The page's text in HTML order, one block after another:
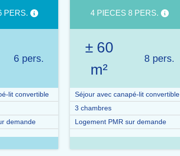
PERS.
6 pers.
lit convertible
demande
4 PIECES 8 PERS.
± 60
m²
8 pers.
Séjour avec canapé-lit convertible
3 chambres
Logement PMR sur demande